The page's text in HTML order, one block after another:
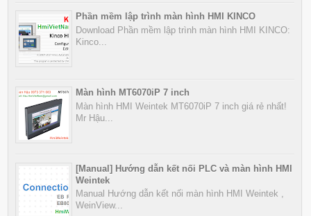
Phần mềm lập trình màn hình HMI KINCO
Download Phần mềm lập trình màn hình HMI KINCO:
Kinco...
Màn hình MT6070iP 7 inch
Màn hình HMI Weintek MT6070iP 7 inch giá rẻ nhất!
Mr Hậu...
[Manual] Hướng dẫn kết nối PLC và màn hình HMI
Weintek
Manual Hướng dẫn kết nối màn hình HMI Weintek ,
WeinView...